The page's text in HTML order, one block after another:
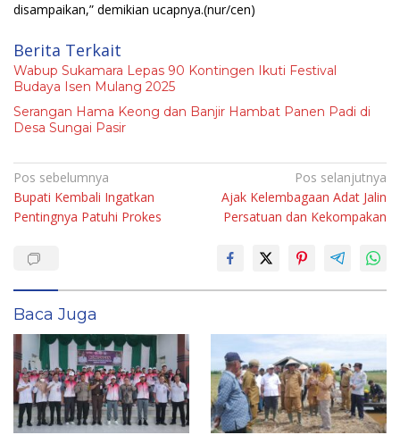
disampaikan,” demikian ucapnya.(nur/cen)
Berita Terkait
Wabup Sukamara Lepas 90 Kontingen Ikuti Festival
Budaya Isen Mulang 2025
Serangan Hama Keong dan Banjir Hambat Panen Padi di
Desa Sungai Pasir
Navigasi
pos
Pos sebelumnya
Bupati Kembali Ingatkan
Pentingnya Patuhi Prokes
Pos selanjutnya
Ajak Kelembagaan Adat Jalin
Persatuan dan Kekompakan
Baca Juga